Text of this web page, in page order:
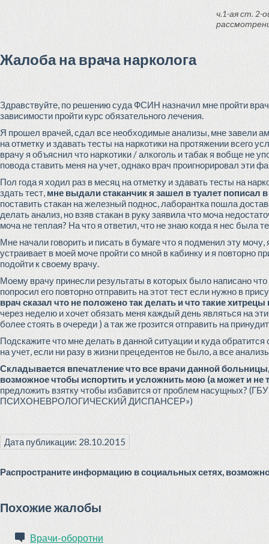
ч.1-ая ст. 2-
Жалоба на врача нарколога
Здравствуйте, по решению суда ФСИН назначил мне пройти
зависимости пройти курс обязательного лечения.
Я прошел врачей, сдал все необходимые анализы, мне завели
на отметку и здавать тесты на наркотики на протяжении всего
врачу я объяснил что наркотики / алкоголь и табак я вобще не
повода ставить меня на учет, однако врач проигнорировал эти
Пол года я ходил раз в месяц на отметку и здавать тесты на
здать тест, мне выдали стаканчик я зашел в туалет пописал в
поставить стакан на железный поднос, лаборантка пошла
делать анализ, но взяв стакан в руку заявила что моча
моча не теплая? На что я ответил, что не знаю когда я нес была
Мне начали говорить и писать в бумаге что я подменил эту
устраивает в моей моче пройти со мной в кабинку и я повторно
подойти к своему врачу.
Моему врачу принесли результаты в которых было написано
попросил его повторно отправить на этот тест если нужно в
врач сказал что не положено так делать и что такие
через неделю и хочет обязать меня каждый день являться на
более стоять в очереди ) а так же грозится отправить на
Подскажите что мне делать в данной ситуации и куда
на учет, если ни разу в жизни прецедентов не было, а все
Складывается впечатление что все врачи данной
возможное чтобы испортить и усложнить мою (а может и не
предложить взятку чтобы избавится от проблем
ПСИХОНЕВРОЛОГИЧЕСКИЙ ДИСПАНСЕР»)
Дата публикации: 28.10.2015
Распространите информацию в социальных сетях,
Похожие жалобы
Врачи-оборотни